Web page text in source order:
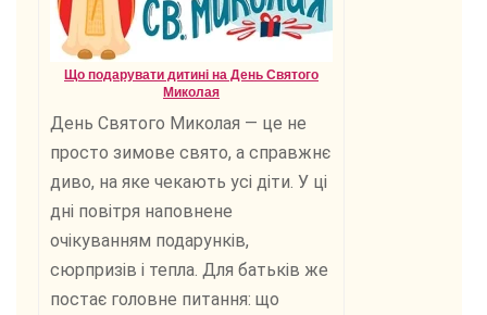
Що подарувати дитині на День Святого
Миколая
День Святого Миколая — це не
просто зимове свято, а справжнє
диво, на яке чекають усі діти. У ці
дні повітря наповнене
очікуванням подарунків,
сюрпризів і тепла. Для батьків же
постає головне питання: що